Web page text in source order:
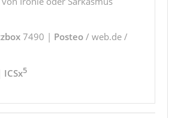
7490 | Posteo/ web.de /
5